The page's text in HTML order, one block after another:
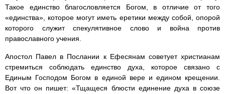
Такое единство благословляется Богом, в отличие от того
«единства», которое могут иметь еретики между собой, опорой
которого служит спекулятивное слово и война против
православного учения.
Апостол Павел в Послании к Ефесянам советует христианам
стремиться соблюдать единство духа, которое связано с
Единым Господом Богом в единой вере и едином крещении.
Вот что он пишет: «Тщащеся блюсти единение духа в союзе